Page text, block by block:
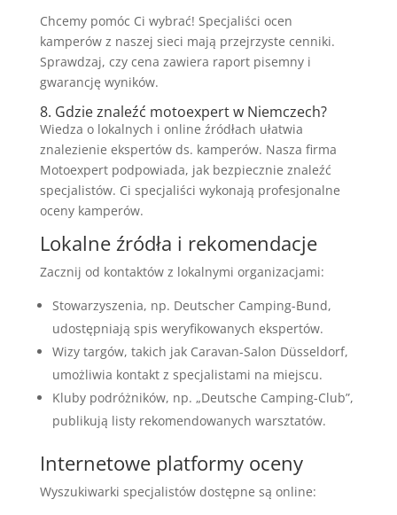
Chcemy pomóc Ci wybrać! Specjaliści ocen
kamperów z naszej sieci mają przejrzyste cenniki.
Sprawdzaj, czy cena zawiera raport pisemny i
gwarancję wyników.
8. Gdzie znaleźć motoexpert w Niemczech?
Wiedza o lokalnych i online źródłach ułatwia
znalezienie ekspertów ds. kamperów. Nasza firma
Motoexpert podpowiada, jak bezpiecznie znaleźć
specjalistów. Ci specjaliści wykonają profesjonalne
oceny kamperów.
Lokalne źródła i rekomendacje
Zacznij od kontaktów z lokalnymi organizacjami:
Stowarzyszenia, np. Deutscher Camping-Bund,
udostępniają spis weryfikowanych ekspertów.
Wizy targów, takich jak Caravan-Salon Düsseldorf,
umożliwia kontakt z specjalistami na miejscu.
Kluby podróżników, np. „Deutsche Camping-Club”,
publikują listy rekomendowanych warsztatów.
Internetowe platformy oceny
Wyszukiwarki specjalistów dostępne są online: